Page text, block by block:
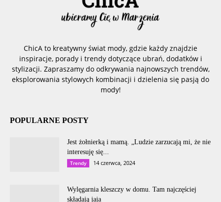
ChicA to kreatywny świat mody, gdzie każdy znajdzie
inspiracje, porady i trendy dotyczące ubrań, dodatków i
stylizacji. Zapraszamy do odkrywania najnowszych trendów,
eksplorowania stylowych kombinacji i dzielenia się pasją do
mody!
POPULARNE POSTY
Jest żołnierką i mamą. „Ludzie zarzucają mi, że nie
interesuję się...
Trendy 14 czerwca, 2024
Wylęgarnia kleszczy w domu. Tam najczęściej
składają jaja